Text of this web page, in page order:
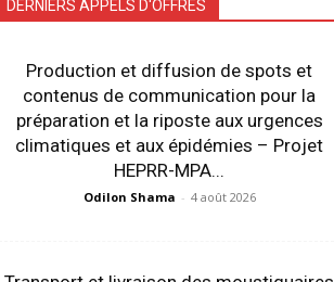
DERNIERS APPELS D'OFFRES
Production et diffusion de spots et
contenus de communication pour la
préparation et la riposte aux urgences
climatiques et aux épidémies – Projet
HEPRR-MPA...
Odilon Shama - 4 août 2026